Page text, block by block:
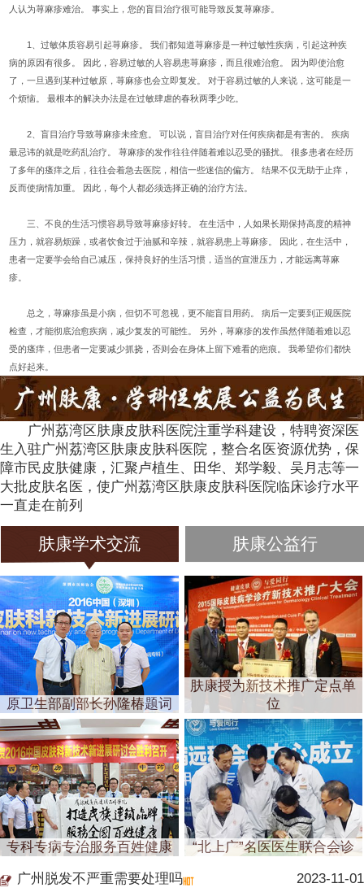
人认为荨麻疹难治。 事实上，您的盲目治疗很可能导致反复荨麻疹。
1、过敏体质容易引起荨麻疹。 我们都知道荨麻疹是一种过敏性疾病，引起这种疾
病的原因有很多。 因此，容易过敏的人容易患荨麻疹，而且很难治愈。 因为即使治愈
了，一旦遇到某种过敏原，荨麻疹也会立即复发。 对于容易过敏的人来说，这可能是一
个烦恼。 最根本的解决办法是在过敏肆虐的春秋两季少吃。
2、盲目治疗导致荨麻疹未痊愈。 可以说，盲目治疗对任何疾病都是有害的。 疾病
最忌讳的就是吃药乱治疗。 荨麻疹的发作往往伴随着难以忍受的骚扰。 很多患者在经历
了多年的瘙痒之后，往往会着急去医院，相信一些迷信的偏方。 结果不仅无助于止痒，
反而使病情加重。 因此，每个人都必须选择正确的治疗方法。
三、不良的生活习惯容易导致荨麻疹好转。 在生活中，人如果长期保持高度的精神
压力，就容易烦躁，或者饮食过于油腻和辛辣，就容易患上荨麻疹。 因此，在生活中，
患者一定要学会给自己减压，保持良好的生活习惯，适当的宣泄压力，才能远离荨麻
疹。
总之，荨麻疹虽是小病，但切不可忽视，更不能盲目用药。 病后一定要到正规医院
检查，才能彻底治愈疾病，减少复发的可能性。 另外，荨麻疹的发作虽然伴随着难以忍
受的瘙痒，但患者一定要减少抓挠，否则会在身体上留下难看的疤痕。 我希望你们都快
点好起来。
广州荔湾区肤康皮肤科医院注重学科建设，特聘资深医
生入驻广州荔湾区肤康皮肤科医院，整合名医资源优势，保
障市民皮肤健康，汇聚卢植生、田华、郑学毅、吴月志等一
大批皮肤名医，使广州荔湾区肤康皮肤科医院临床诊疗水平
一直走在前列
肤康学术交流 肤康公益行
原卫生部副部长孙隆椿题词
肤康授为新技术推广定点单
位
专科专病专治服务百姓健康 “北上广”名医医生联合会诊
广州脱发不严重需要处理吗 2023-11-01